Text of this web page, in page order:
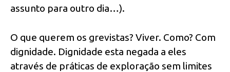
assunto para outro dia…).
O que querem os grevistas? Viver. Como? Com
dignidade. Dignidade esta negada a eles
através de práticas de exploração sem limites